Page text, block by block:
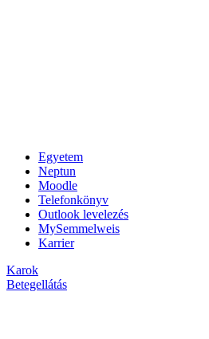
Egyetem
Neptun
Moodle
Telefonkönyv
Outlook levelezés
MySemmelweis
Karrier
Karok
Betegellátás